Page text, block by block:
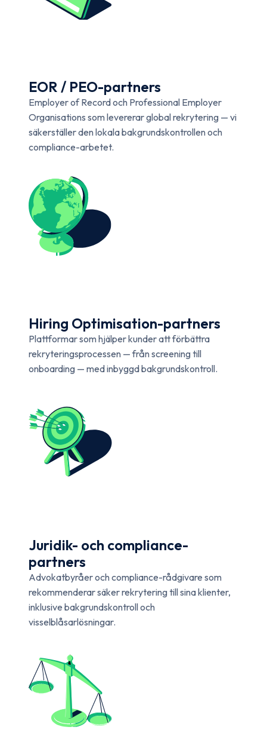
EOR / PEO-partners
Employer of Record och Professional Employer
Organisations som levererar global rekrytering — vi
säkerställer den lokala bakgrundskontrollen och
compliance-arbetet.
Hiring Optimisation-partners
Plattformar som hjälper kunder att förbättra
rekryteringsprocessen — från screening till
onboarding — med inbyggd bakgrundskontroll.
Juridik- och compliance-
partners
Advokatbyråer och compliance-rådgivare som
rekommenderar säker rekrytering till sina klienter,
inklusive bakgrundskontroll och
visselblåsarlösningar.